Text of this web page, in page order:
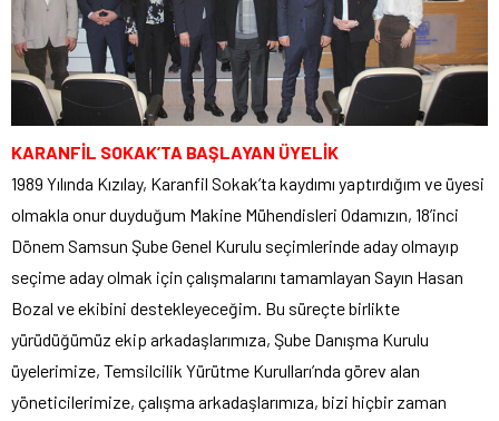
KARANFİL SOKAK’TA BAŞLAYAN ÜYELİK
1989 Yılında Kızılay, Karanfil Sokak’ta kaydımı yaptırdığım ve üyesi
olmakla onur duyduğum Makine Mühendisleri Odamızın, 18’inci
Dönem Samsun Şube Genel Kurulu seçimlerinde aday olmayıp
seçime aday olmak için çalışmalarını tamamlayan Sayın Hasan
Bozal ve ekibini destekleyeceğim. Bu süreçte birlikte
yürüdüğümüz ekip arkadaşlarımıza, Şube Danışma Kurulu
üyelerimize, Temsilcilik Yürütme Kurulları’nda görev alan
yöneticilerimize, çalışma arkadaşlarımıza, bizi hiçbir zaman